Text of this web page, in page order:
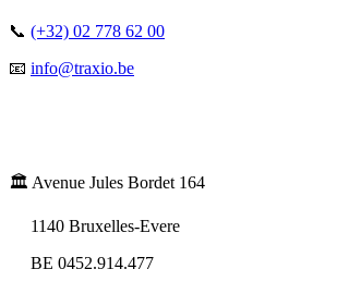
📞 (+32) 02 778 62 00
📧 info@traxio.be
🏛️ Avenue Jules Bordet 164
1140 Bruxelles-Evere
BE 0452.914.477